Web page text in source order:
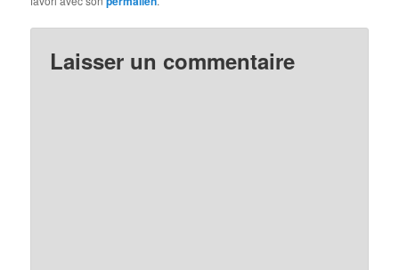
Laisser un commentaire